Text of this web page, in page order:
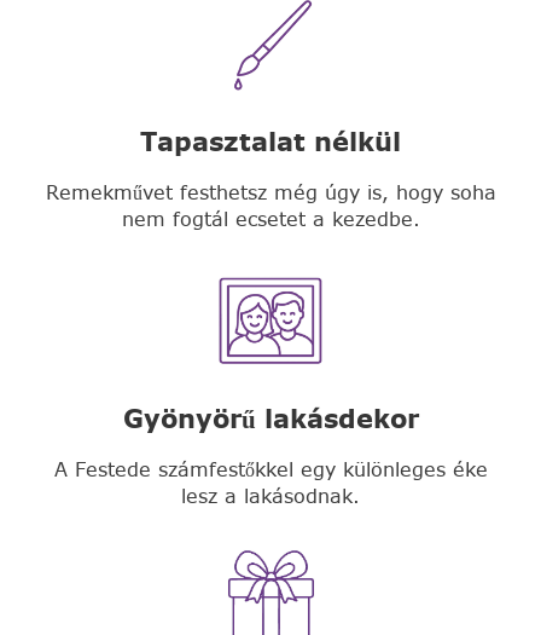
Tapasztalat nélkül
Remekművet festhetsz még úgy is, hogy soha
nem fogtál ecsetet a kezedbe.
Gyönyörű lakásdekor
A Festede számfestőkkel egy különleges éke
lesz a lakásodnak.